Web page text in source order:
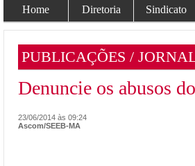
Home Diretoria Sindicato
PUBLICAÇÕES /
Denuncie os abusos
23/06/2014 às 09:24
Ascom/SEEB-MA